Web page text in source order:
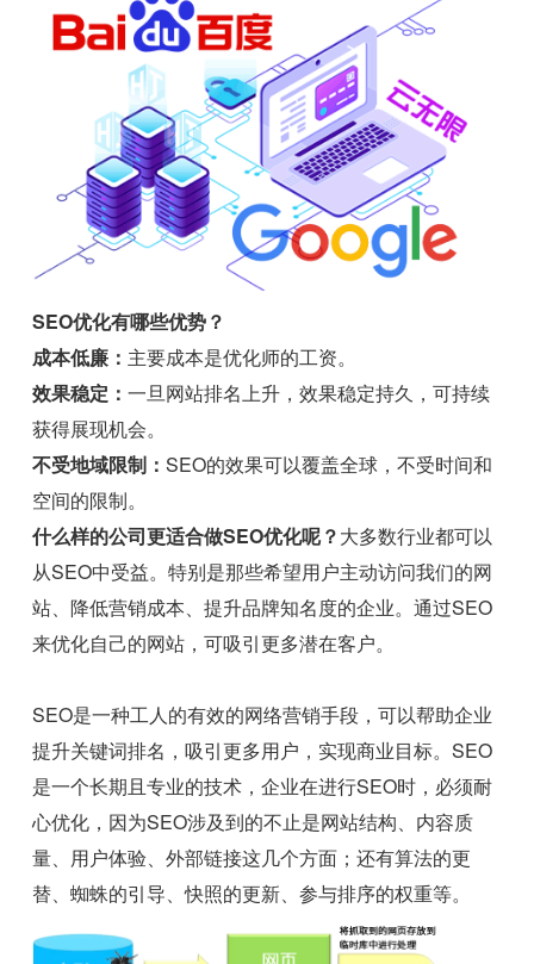
SEO优化有哪些优势？
成本低廉： 主要成本是优化师的工资。
效果稳定：一旦网站排名上升，效果稳定持久，可持续
获得展现机会。
不受地域限制：SEO的效果可以覆盖全球，不受时间和
空间的限制。
什么样的公司更适合做SEO优化呢？大多数行业都可以
从SEO中受益。特别是那些希望用户主动访问我们的网
站、降低营销成本、提升品牌知名度的企业。通过SEO
来优化自己的网站，可吸引更多潜在客户。
SEO是一种工人的有效的网络营销手段，可以帮助企业
提升关键词排名，吸引更多用户，实现商业目标。SEO
是一个长期且专业的技术，企业在进行SEO时，必须耐
心优化，因为SEO涉及到的不止是网站结构、内容质
量、用户体验、外部链接这几个方面；还有算法的更
替、蜘蛛的引导、快照的更新、参与排序的权重等。